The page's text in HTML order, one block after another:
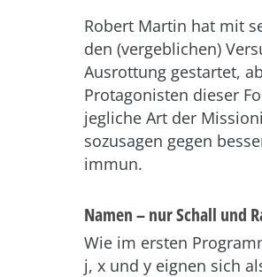
Robert Martin hat mit
den (vergeblichen)
Ausrottung gestartet,
Protagonisten dieser
jegliche Art der
sozusagen gegen
immun.
Namen – nur Schall und
Wie im ersten
j, x und y eignen sich